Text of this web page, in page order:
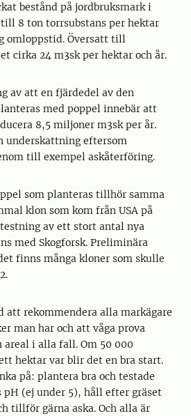
bestånd på jordbruksmark i
till 8 ton torrsubstans per hektar
omloppstid. Översatt till
cirka 24 m3sk per hektar och år.
av att en fjärdedel av den
med poppel innebär att
8,5 miljoner m3sk per år.
underskattning eftersom
till exempel askåterföring.
som planteras tillhör samma
klon som kom från USA på
av ett stort antal nya
med Skogforsk. Preliminära
finns många kloner som skulle
att rekommendera alla markägare
man har och att våga prova
areal i alla fall. Om 50 000
hektar var blir det en bra start.
på: plantera bra och testade
pH (ej under 5), håll efter gräset
tillför gärna aska. Och alla är